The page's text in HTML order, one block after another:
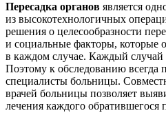
Пересадка органов является
из высокотехнологичных
решения о целесообразности
и социальные факторы, которые
в каждом случае. Каждый случай
Поэтому к обследованию всегда
специалисты больницы.
врачей больницы позволяет
лечения каждого обратившегося